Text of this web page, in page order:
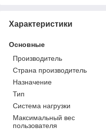
Характеристики
Основные
Производитель
Страна производитель
Назначение
Тип
Система нагрузки
Максимальный вес
пользователя